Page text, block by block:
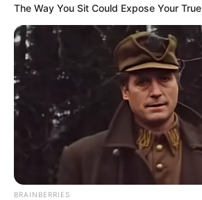
The Way You Sit Could Expose Your
BRAINBERRIES